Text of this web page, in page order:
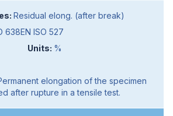
Residual elong. (after break)
638EN ISO 527
%
elongation of the specimen
after rupture in a tensile test.